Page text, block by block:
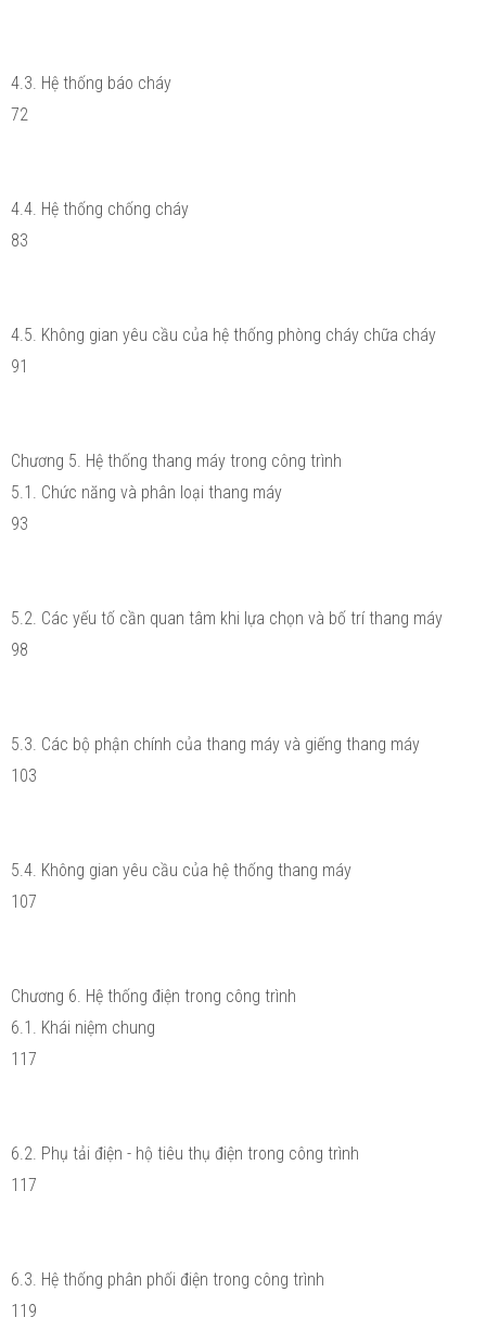
4.3. Hệ thống báo cháy
72
4.4. Hệ thống chống cháy
83
4.5. Không gian yêu cầu của hệ thống phòng cháy chữa cháy
91
Chương 5. Hệ thống thang máy trong công trình
5.1. Chức năng và phân loại thang máy
93
5.2. Các yếu tố cần quan tâm khi lựa chọn và bố trí thang máy
98
5.3. Các bộ phận chính của thang máy và giếng thang máy
103
5.4. Không gian yêu cầu của hệ thống thang máy
107
Chương 6. Hệ thống điện trong công trình
6.1. Khái niệm chung
117
6.2. Phụ tải điện - hộ tiêu thụ điện trong công trình
117
6.3. Hệ thống phân phối điện trong công trình
119